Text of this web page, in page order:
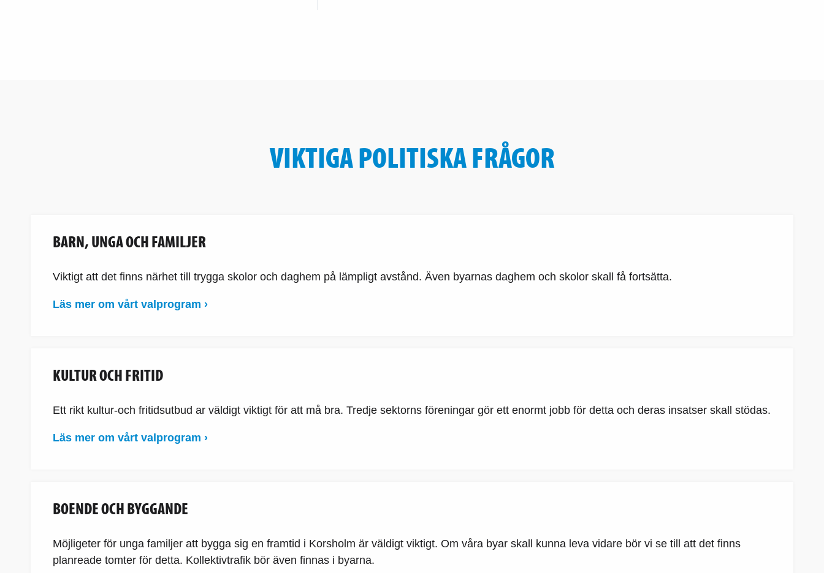
VIKTIGA POLITISKA FRÅGOR
BARN, UNGA OCH FAMILJER
Viktigt att det finns närhet till trygga skolor och daghem på lämpligt avstånd. Även byarnas daghem och skolor skall få fortsätta.
Läs mer om vårt valprogram ›
KULTUR OCH FRITID
Ett rikt kultur-och fritidsutbud ar väldigt viktigt för att må bra. Tredje sektorns föreningar gör ett enormt jobb för detta och deras insatser skall stödas.
Läs mer om vårt valprogram ›
BOENDE OCH BYGGANDE
Möjligeter för unga familjer att bygga sig en framtid i Korsholm är väldigt viktigt. Om våra byar skall kunna leva vidare bör vi se till att det finns
planreade tomter för detta. Kollektivtrafik bör även finnas i byarna.